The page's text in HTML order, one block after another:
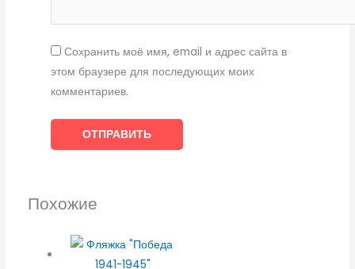
Сохранить моё имя, email и адрес сайта в
этом браузере для последующих моих
комментариев.
Похожие